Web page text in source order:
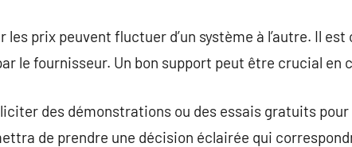
les prix peuvent fluctuer d’un système à l’autre. Il
le fournisseur. Un bon support peut être crucial en
des démonstrations ou des essais gratuits
de prendre une décision éclairée qui